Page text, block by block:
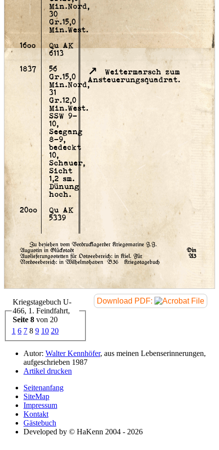
Min.Nord,
30
Gr.15,0
Min.West.
16oo
Qu AK
6113
1837
56
Gr.15,0
Min.Nord,
31
Gr.12,0
Min.West.
SSW 9-
10,
Seegang
8-9,
bedeckt
10,
Schauer,
Sicht
1,2 sm.
Dünung
hoch.
Weitermarsch zum
Ansteuerungsquadrat.
20oo
Qu AK
5339
Zu beziehen vom Vordrucklagerder Kriegsmarine J.J.
Augustin in Glückstadt
Auslieferungsstetten für Ostseebereich: in Kiel. Für
Nordseebereich: in Wilhelmshaven B36 Kriegstagebuch
Din
A3
Download PDF:
Kriegstagebuch U-
466, 1. Feindfahrt,
Seite 8 von 20
1 6 7 8 9 10 20
Autor: Walter Kennhöfer, aus meinen Lebenserinnerungen,
aufgeschrieben 1987
Artikel drucken
Seitenanfang
SiteMap
Impressum
Kontakt
Gästebuch
Developed by © HaKenn 2004 - 2026